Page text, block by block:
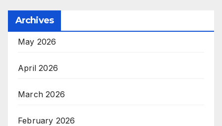
Archives
May 2026
April 2026
March 2026
February 2026